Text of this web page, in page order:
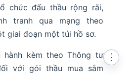
chức đấu thầu rộng rãi,
tranh qua mạng theo
giai đoạn một túi hồ sơ.
hành kèm theo Thông tư
với gói thầu mua sắm
⋮